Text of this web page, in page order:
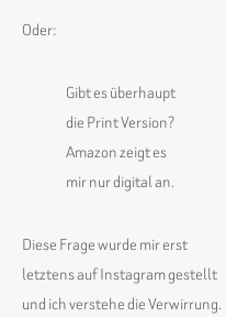
Oder:
Gibt es überhaupt
die Print Version?
Amazon zeigt es
mir nur digital an.
Diese Frage wurde mir erst
letztens auf Instagram gestellt
und ich verstehe die Verwirrung.